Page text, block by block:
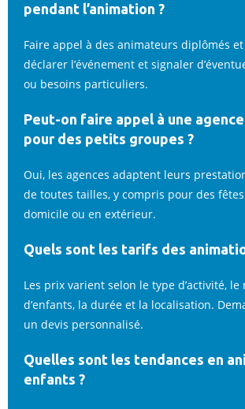
pendant l’animation ?
Faire appel à des animateurs diplômés
déclarer l’événement et signaler
ou besoins particuliers.
Peut-on faire appel à une agence
pour des petits groupes ?
Oui, les agences adaptent leurs
de toutes tailles, y compris pour des
domicile ou en extérieur.
Quels sont les tarifs des
Les prix varient selon le type d’activité, le
d’enfants, la durée et la localisation.
un devis personnalisé.
Quelles sont les tendances en
enfants ?